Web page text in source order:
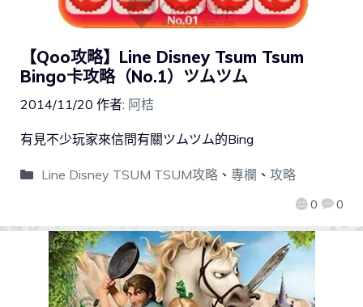
【Qoo攻略】Line Disney Tsum Tsum
Bingo卡攻略（No.1）ツムツム
2014/11/20 作者: 阿桔
0 0
有見不少玩家來信問有關ツムツム的Bing
Line Disney TSUM TSUM攻略、 專欄 、 攻略